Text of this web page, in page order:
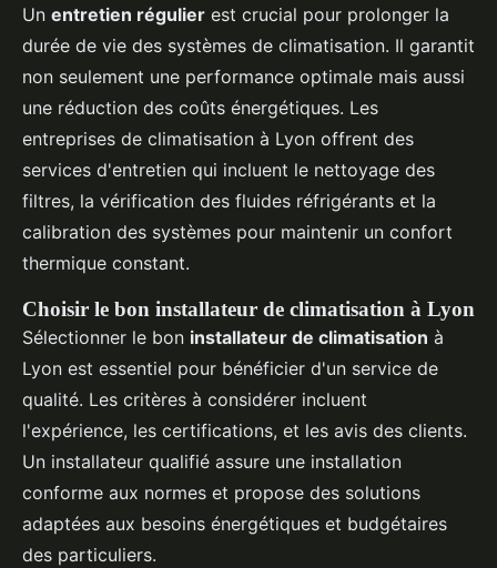
Un entretien régulier est crucial pour prolonger la
durée de vie des systèmes de climatisation. Il garantit
non seulement une performance optimale mais aussi
une réduction des coûts énergétiques. Les
entreprises de climatisation à Lyon offrent des
services d'entretien qui incluent le nettoyage des
filtres, la vérification des fluides réfrigérants et la
calibration des systèmes pour maintenir un confort
thermique constant.
Choisir le bon installateur de climatisation à Lyon
Sélectionner le bon installateur de climatisation à
Lyon est essentiel pour bénéficier d'un service de
qualité. Les critères à considérer incluent
l'expérience, les certifications, et les avis des clients.
Un installateur qualifié assure une installation
conforme aux normes et propose des solutions
adaptées aux besoins énergétiques et budgétaires
des particuliers.